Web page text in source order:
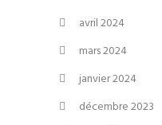
avril 2024
mars 2024
janvier 2024
décembre 2023